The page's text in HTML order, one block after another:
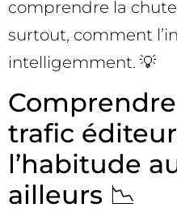
comprendre la
surtout, comment
intelligemment. 💡
trafic
l’habitude
ailleurs 📉